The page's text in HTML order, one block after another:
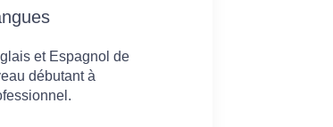
et Espagnol de
débutant à